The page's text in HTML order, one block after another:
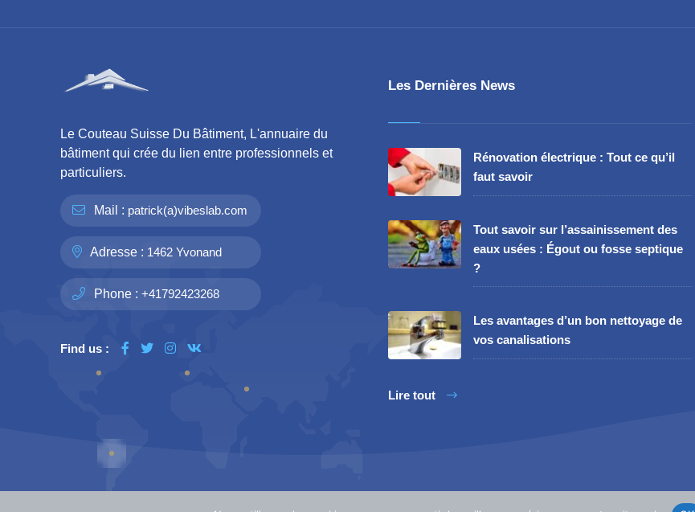
Le Couteau Suisse Du Bâtiment, L'annuaire du
bâtiment qui crée du lien entre professionnels et
particuliers.
Mail : patrick(a)vibeslab.com
Adresse : 1462 Yvonand
Phone : +41792423268
Find us :
Les Dernières News
Rénovation électrique : Tout ce qu’il
faut savoir
Tout savoir sur l’assainissement des
eaux usées : Égout ou fosse septique
?
Les avantages d’un bon nettoyage de
vos canalisations
Lire tout